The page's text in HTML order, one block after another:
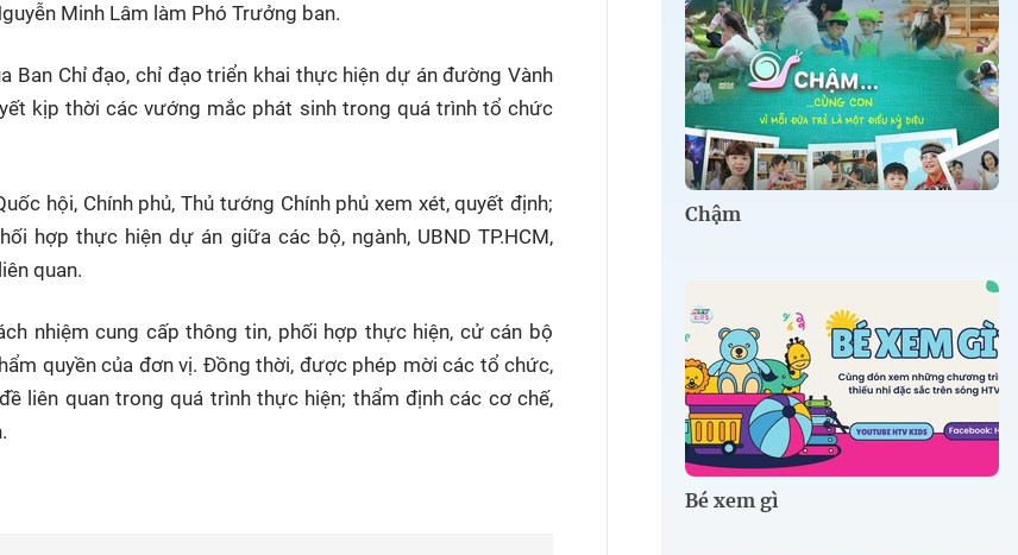
Minh Lâm làm Phó Trưởng ban.
Ban Chỉ đạo, chỉ đạo triển khai thực hiện dự án đường Vành
kịp thời các vướng mắc phát sinh trong quá trình tổ chức
hội, Chính phủ, Thủ tướng Chính phủ xem xét, quyết định;
hợp thực hiện dự án giữa các bộ, ngành, UBND TP.HCM,
quan.
nhiệm cung cấp thông tin, phối hợp thực hiện, cử cán bộ
quyền của đơn vị. Đồng thời, được phép mời các tổ chức,
liên quan trong quá trình thực hiện; thẩm định các cơ chế,
Chậm
Bé xem gì